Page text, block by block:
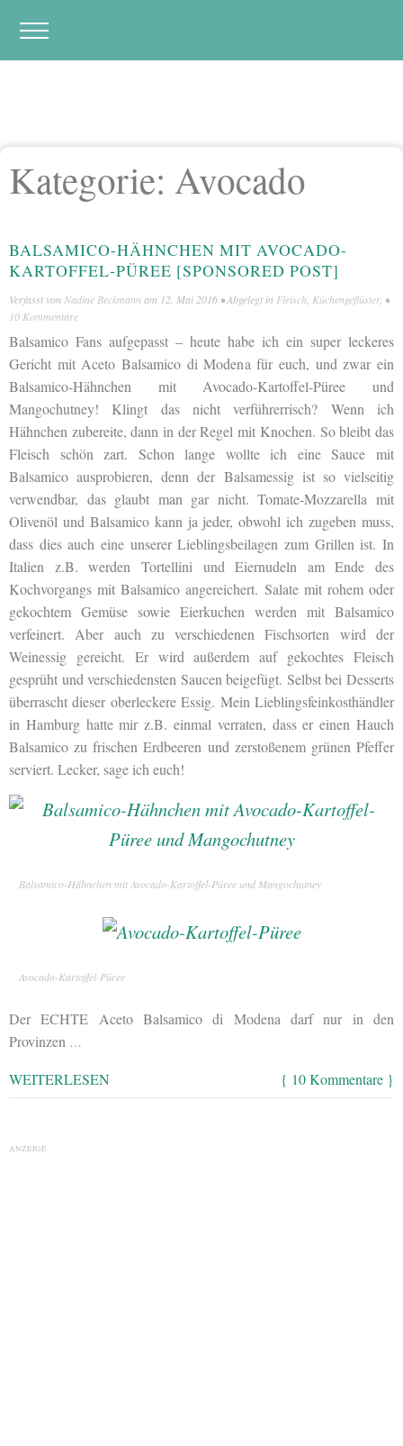
Kategorie: Avocado
BALSAMICO-HÄHNCHEN MIT AVOCADO-
KARTOFFEL-PÜREE [SPONSORED POST]
Verfasst von Nadine Beckmann am 12. Mai 2016 • Abgelegt in Fleisch Küchengeflüster, •
10 Kommentare
Balsamico Fans aufgepasst – heute habe ich ein super leckeres
Gericht mit Aceto Balsamico di Modena für euch, und zwar ein
Balsamico-Hähnchen mit Avocado-Kartoffel-Püree und
Mangochutney! Klingt das nicht verführerrisch? Wenn ich
Hähnchen zubereite, dann in der Regel mit Knochen. So bleibt das
Fleisch schön zart. Schon lange wollte ich eine Sauce mit
Balsamico ausprobieren, denn der Balsamessig ist so vielseitig
verwendbar, das glaubt man gar nicht. Tomate-Mozzarella mit
Olivenöl und Balsamico kann ja jeder, obwohl ich zugeben muss,
dass dies auch eine unserer Lieblingsbeilagen zum Grillen ist. In
Italien z.B. werden Tortellini und Eiernudeln am Ende des
Kochvorgangs mit Balsamico angereichert. Salate mit rohem oder
gekochtem Gemüse sowie Eierkuchen werden mit Balsamico
verfeinert. Aber auch zu verschiedenen Fischsorten wird der
Weinessig gereicht. Er wird außerdem auf gekochtes Fleisch
gesprüht und verschiedensten Saucen beigefügt. Selbst bei Desserts
überrascht dieser oberleckere Essig. Mein Lieblingsfeinkosthändler
in Hamburg hatte mir z.B. einmal verraten, dass er einen Hauch
Balsamico zu frischen Erdbeeren und zerstoßenem grünen Pfeffer
serviert. Lecker, sage ich euch!
Balsamico-Hähnchen mit Avocado-Kartoffel-Püree und Mangochutney
Avocado-Kartoffel-Püree
Der ECHTE Aceto Balsamico di Modena darf nur in den
Provinzen …
WEITERLESEN { 10 Kommentare }
ANZEIGE